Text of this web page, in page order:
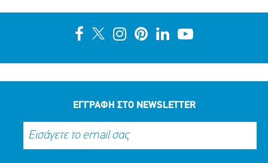
ΕΓΓΡΑΦΗ ΣΤΟ NEWSLETTER